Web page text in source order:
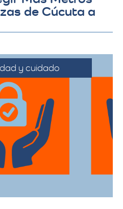
de Cúcuta a
y cuidado
a manejar sus
el máximo cuidado,
hasta la entrega final.